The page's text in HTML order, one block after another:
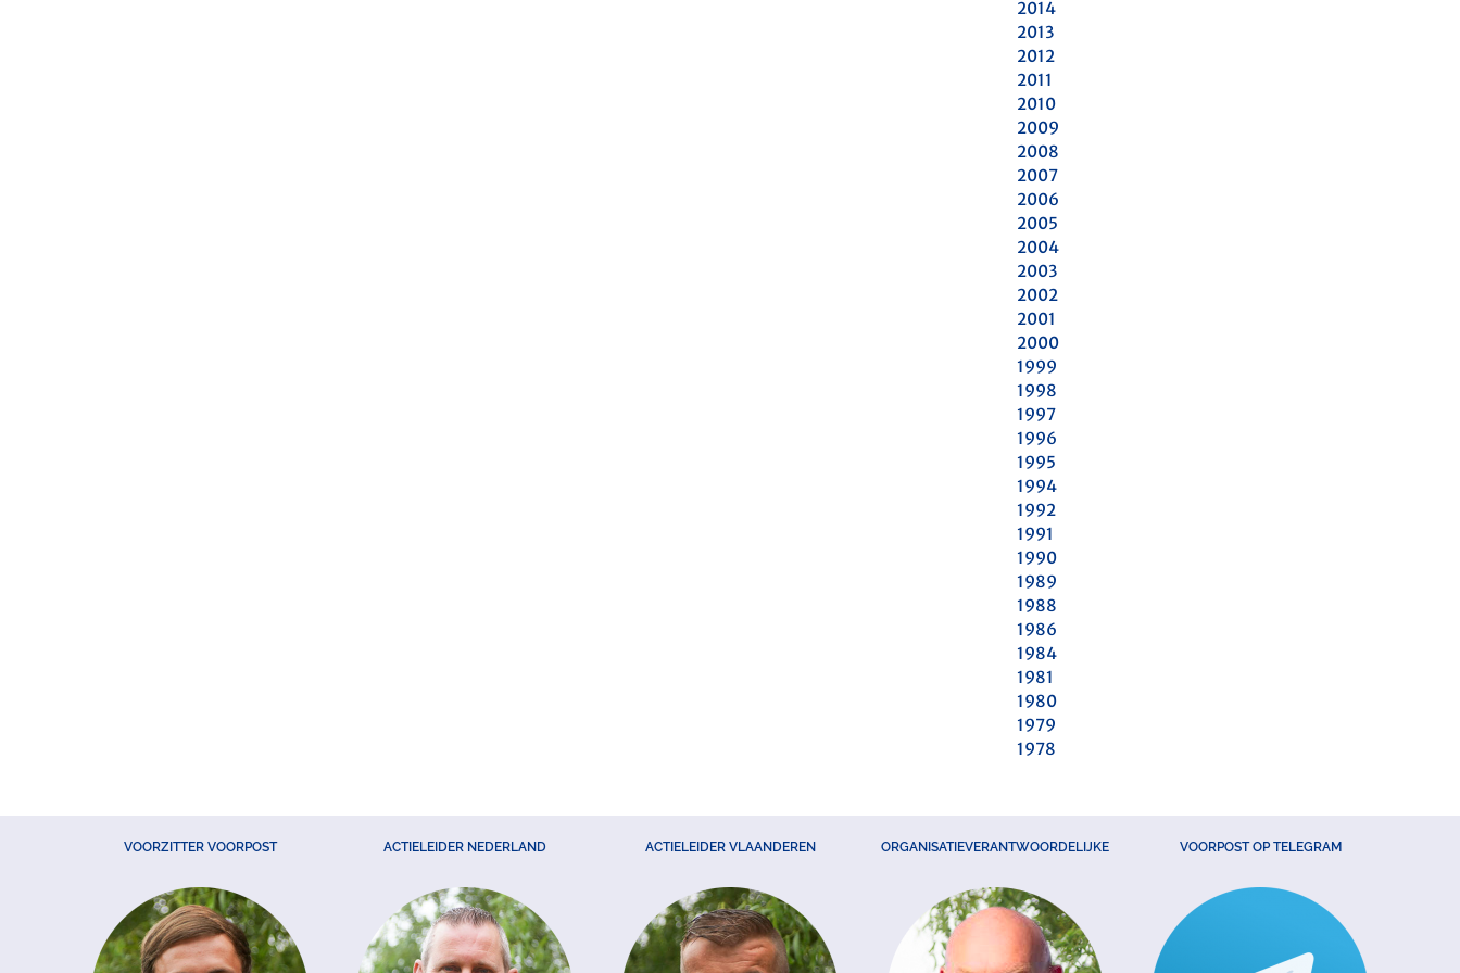
2014
2013
2012
2011
2010
2009
2008
2007
2006
2005
2004
2003
2002
2001
2000
1999
1998
1997
1996
1995
1994
1992
1991
1990
1989
1988
1986
1984
1981
1980
1979
1978
VOORZITTER VOORPOST ACTIELEIDER NEDERLAND ACTIELEIDER VLAANDEREN ORGANISATIEVERANTWOORDELIJKE VOORPOST OP TELEGRAM